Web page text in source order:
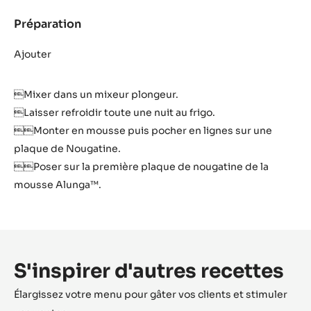
Préparation
Ajouter
Mixer dans un mixeur plongeur.
Laisser refroidir toute une nuit au frigo.
Monter en mousse puis pocher en lignes sur une
plaque de Nougatine.
Poser sur la première plaque de nougatine de la
mousse Alunga™.
S'inspirer d'autres recettes
Élargissez votre menu pour gâter vos clients et stimuler